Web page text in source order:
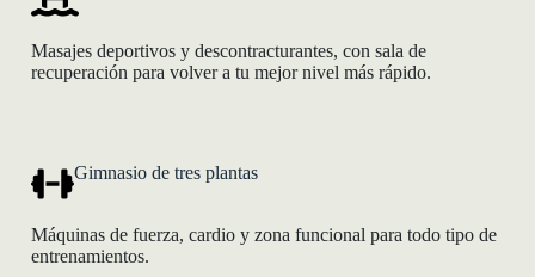
Masajes deportivos y descontracturantes, con sala de
recuperación para volver a tu mejor nivel más rápido.
Gimnasio de tres plantas
Máquinas de fuerza, cardio y zona funcional para todo tipo de
entrenamientos.